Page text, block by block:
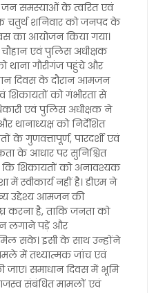
जन समस्याओं के त्वरित एवं
चतुर्थ शनिवार को जनपद के
का आयोजन किया गया।
एवं पुलिस अधीक्षक
थाना गौरीगंज पहुंचे और
दिवस के दौरान आमजन
शिकायतों को गंभीरता से
एवं पुलिस अधीक्षक ने
थानाध्यक्ष को निर्देशित
के गुणवत्तापूर्ण, पारदर्शी एवं
के आधार पर सुनिश्चित
कि शिकायतों को अनावश्यक
स्वीकार्य नहीं है। डीएम ने
उद्देश्य आमजन की
करना है, ताकि जनता को
लगाने पड़ें और
सके। इसी के साथ उन्होंने
में तथ्यात्मक जांच एवं
जाए। समाधान दिवस में भूमि
संबंधित मामलों एवं